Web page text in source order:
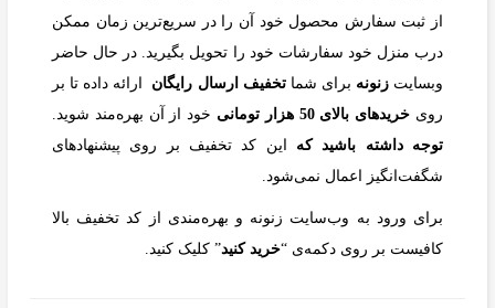
از ثبت سفارش محصول خود آن را در سریع‌ترین زمان ممکن
درب منزل خود سفارشات خود را تحویل بگیرید. در حال حاضر
وب‎سایت
زنونه برای شما تخفیف ارسال رایگان
ارائه داده تا بر
روی خریدهای بالای 50 هزار تومانی
خود از آن بهره‌مند شوید.
توجه داشته باشید که این کد تخفیف بر روی پیشنهادهای
شگفت‌انگیز اعمال نمی‌شود.
برای ورود به وب‌سایت زنونه و بهره‌مندی از کد تخفیف بالا
کافیست بر روی دکمه‌ی “خرید کنید” کلیک کنید.